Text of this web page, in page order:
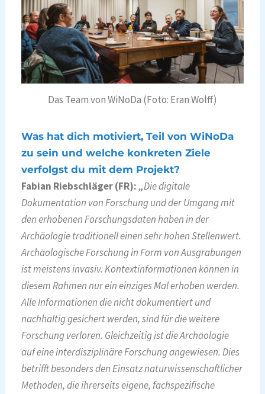
Das Team von WiNoDa (Foto: Eran Wolff)
Was hat dich motiviert, Teil von WiNoDa
zu sein und welche konkreten Ziele
verfolgst du mit dem Projekt?
Fabian Riebschläger (FR):„Die digitale
Dokumentation von Forschung und der Umgang mit
den erhobenen Forschungsdaten haben in der
Archäologie traditionell einen sehr hohen Stellenwert.
Archäologische Forschung in Form von Ausgrabungen
ist meistens invasiv. Kontextinformationen können in
diesem Rahmen nur ein einziges Mal erhoben werden.
Alle Informationen die nicht dokumentiert und
nachhaltig gesichert werden, sind für die weitere
Forschung verloren. Gleichzeitig ist die Archäologie
auf eine interdisziplinäre Forschung angewiesen. Dies
betrifft besonders den Einsatz naturwissenschaftlicher
Methoden, die ihrerseits eigene, fachspezifische